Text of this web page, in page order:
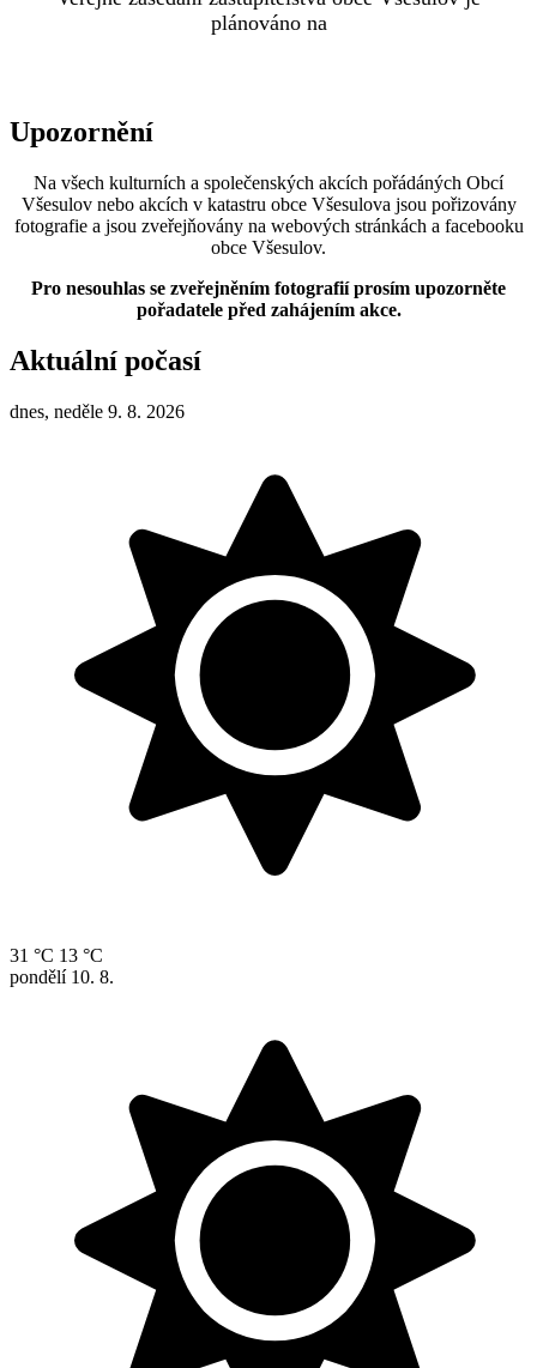
plánováno na
Upozornění
Na všech kulturních a společenských akcích pořádáných Obcí
Všesulov nebo akcích v katastru obce Všesulova jsou pořizovány
fotografie a jsou zveřejňovány na webových stránkách a facebooku
obce Všesulov.
Pro nesouhlas se zveřejněním fotografií prosím upozorněte
pořadatele před zahájením akce.
Aktuální počasí
dnes, neděle 9. 8. 2026
31 °C 13 °C
pondělí 10. 8.